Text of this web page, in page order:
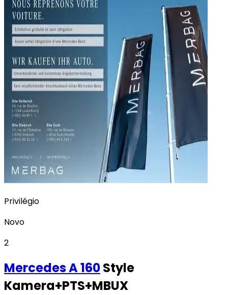
Privilégio
Novo
2
MercedesA 160Style
Kamera+PTS+MBUX